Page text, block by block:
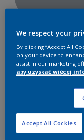
Farby
wnętrz i
1Produkty znalezione
We respect your
By clicking “Accept All
on your device to
assist in our marketing
aby uzyskać więcej
Accept All Cookies